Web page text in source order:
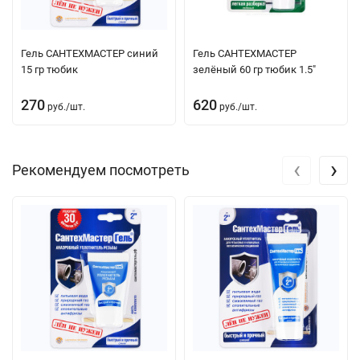
Гель САНТЕХМАСТЕР синий
15 гр тюбик
270 руб./шт.
Гель САНТЕХМАСТЕР
зелёный 60 гр тюбик 1.5"
620 руб./шт.
Рекомендуем посмотреть ‹ ›